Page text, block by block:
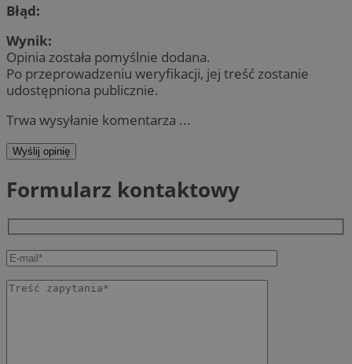
Błąd:
Wynik:
Opinia została pomyślnie dodana.
Po przeprowadzeniu weryfikacji, jej treść zostanie
udostępniona publicznie.
Trwa wysyłanie komentarza ...
Wyślij opinię
Formularz kontaktowy